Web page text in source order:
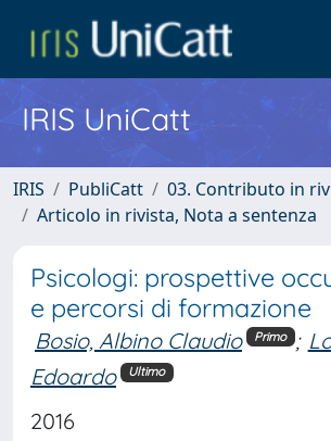
IRIS UniCatt
IRIS PubliCatt
03. Contributo in
Articolo in rivista, Nota a sentenza
Psicologi: prospettive
e percorsi di formazione
Bosio, Albino Claudio Primo ;
Edoardo
Ultimo
2016